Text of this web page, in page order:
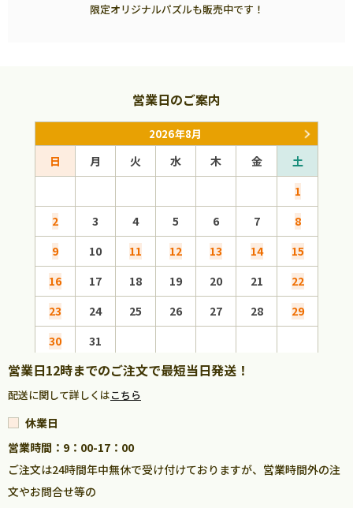
限定オリジナルパズルも販売中です！
営業日のご案内
2026年8月
日 月 火 水 木 金
土
1
2
3 4 5 6 7
8
9
10 11 12 13 14
15
16
17 18 19 20 21
22
23
24 25 26 27 28
29
30
31
営業日12時までのご注文で最短当日発送！
配送に関して詳しくはこちら
休業日
営業時間：9：00-17：00
ご注文は24時間年中無休で受け付けておりますが、営業時間外の注
文やお問合せ等の